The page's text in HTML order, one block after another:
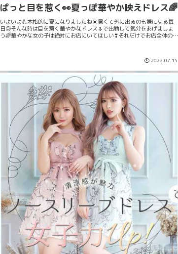
ぱっと目を惹く👀夏っぽ華やか映えドレス🌈
いよいよ💪本格的に夏になりましたね☀暑くて外に出るのも嫌になる毎
日😥そんな時は目を惹く華やかなドレス🌷で出勤して気分をあげましょ
う🌈華やかな女の子は絶対にお店にいてほしい❣それだけでお店全体の雰
2022.07.15